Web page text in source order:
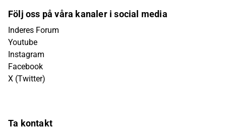
Följ oss på våra kanaler i social media
Inderes Forum
Youtube
Instagram
Facebook
X (Twitter)
Ta kontakt